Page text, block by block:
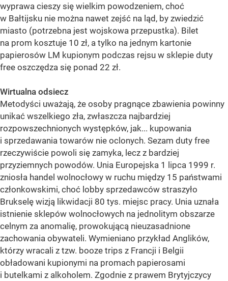
wyprawa cieszy się wielkim powodzeniem, choć
w Bałtijsku nie można nawet zejść na ląd, by zwiedzić
miasto (potrzebna jest wojskowa przepustka). Bilet
na prom kosztuje 10 zł, a tylko na jednym kartonie
papierosów LM kupionym podczas rejsu w sklepie duty
free oszczędza się ponad 22 zł.
Wirtualna odsiecz
Metodyści uważają, że osoby pragnące zbawienia powinny
unikać wszelkiego zła, zwłaszcza najbardziej
rozpowszechnionych występków, jak... kupowania
i sprzedawania towarów nie oclonych. Sezam duty free
rzeczywiście powoli się zamyka, lecz z bardziej
przyziemnych powodów. Unia Europejska 1 lipca 1999 r.
zniosła handel wolnocłowy w ruchu między 15 państwami
członkowskimi, choć lobby sprzedawców straszyło
Brukselę wizją likwidacji 80 tys. miejsc pracy. Unia uznała
istnienie sklepów wolnocłowych na jednolitym obszarze
celnym za anomalię, prowokującą nieuzasadnione
zachowania obywateli. Wymieniano przykład Anglików,
którzy wracali z tzw. booze trips z Francji i Belgii
obładowani kupionymi na promach papierosami
i butelkami z alkoholem. Zgodnie z prawem Brytyjczycy